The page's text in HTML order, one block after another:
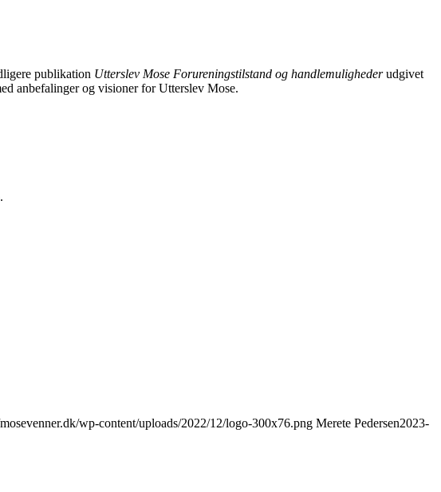
publikation Utterslev Mose Forureningstilstand og handlemulighederudgivet
anbefalinger og visioner for Utterslev Mose.
wp-content/uploads/2022/12/logo-300x76.png Merete Pedersen2023-